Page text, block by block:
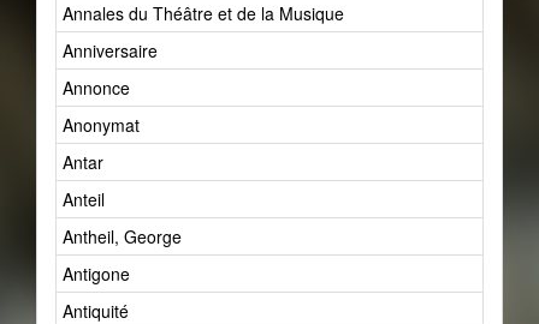
Annales du Théâtre et de la Musique
Anniversaire
Annonce
Anonymat
Antar
Anteil
Antheil, George
Antigone
Antiquité